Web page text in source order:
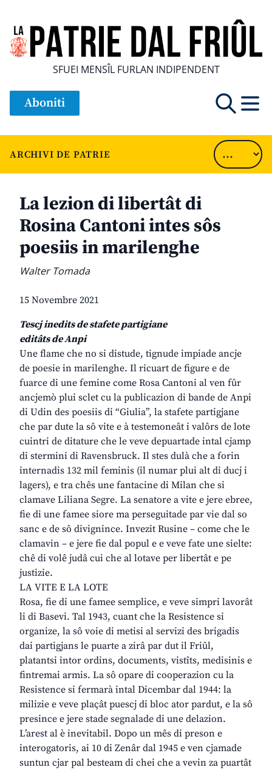
SFUEI MENSÎL FURLAN INDIPENDENT
Aboniti
ARCHIVI DE PATRIE
La lezion di libertât di
Rosina Cantoni intes sôs
poesiis in marilenghe
Walter Tomada
15 Novembre 2021
Tescj inedits de stafete partigiane
editâts de Anpi
Une flame che no si distude, tignude impiade ancje
de poesie in marilenghe. Il ricuart de figure e de
fuarce di une femine come Rosa Cantoni al ven fûr
ancjemò plui sclet cu la publicazion di bande de Anpi
di Udin des poesiis di “Giulia”, la stafete partigjane
che par dute la sô vite e à testemoneât i valôrs de lote
cuintri de ditature che le veve depuartade intal cjamp
di stermini di Ravensbruck. Il stes dulà che a forin
internadis 132 mil feminis (il numar plui alt di ducj i
lagers), e tra chês une fantacine di Milan che si
clamave Liliana Segre. La senatore a vite e jere ebree,
fie di une famee siore ma perseguitade par vie dal so
sanc e de sô divignince. Invezit Rusine – come che le
clamavin – e jere fie dal popul e e veve fate une sielte:
chê di volê judâ cui che al lotave per libertât e pe
justizie.
LA VITE E LA LOTE
Rosa, fie di une famee semplice, e veve simpri lavorât
li di Basevi. Tal 1943, cuant che la Resistence si
organize, la sô voie di metisi al servizi des brigadis
dai partigjans le puarte a zirâ par dut il Friûl,
platantsi intor ordins, documents, vistîts, medisinis e
fintremai armis. La sô opare di cooperazion cu la
Resistence si fermarà intal Dicembar dal 1944: la
milizie e veve plaçât puescj di bloc ator pardut, e la sô
presince e jere stade segnalade di une delazion.
L’arest al è inevitabil. Dopo un mês di preson e
interogatoris, ai 10 di Zenâr dal 1945 e ven cjamade
suntun cjar pal besteam di chei che a vevin za puartât